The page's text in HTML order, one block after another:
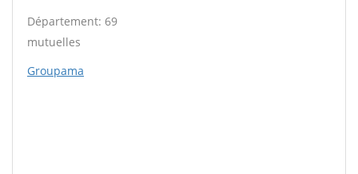
Département: 69
mutuelles
Groupama